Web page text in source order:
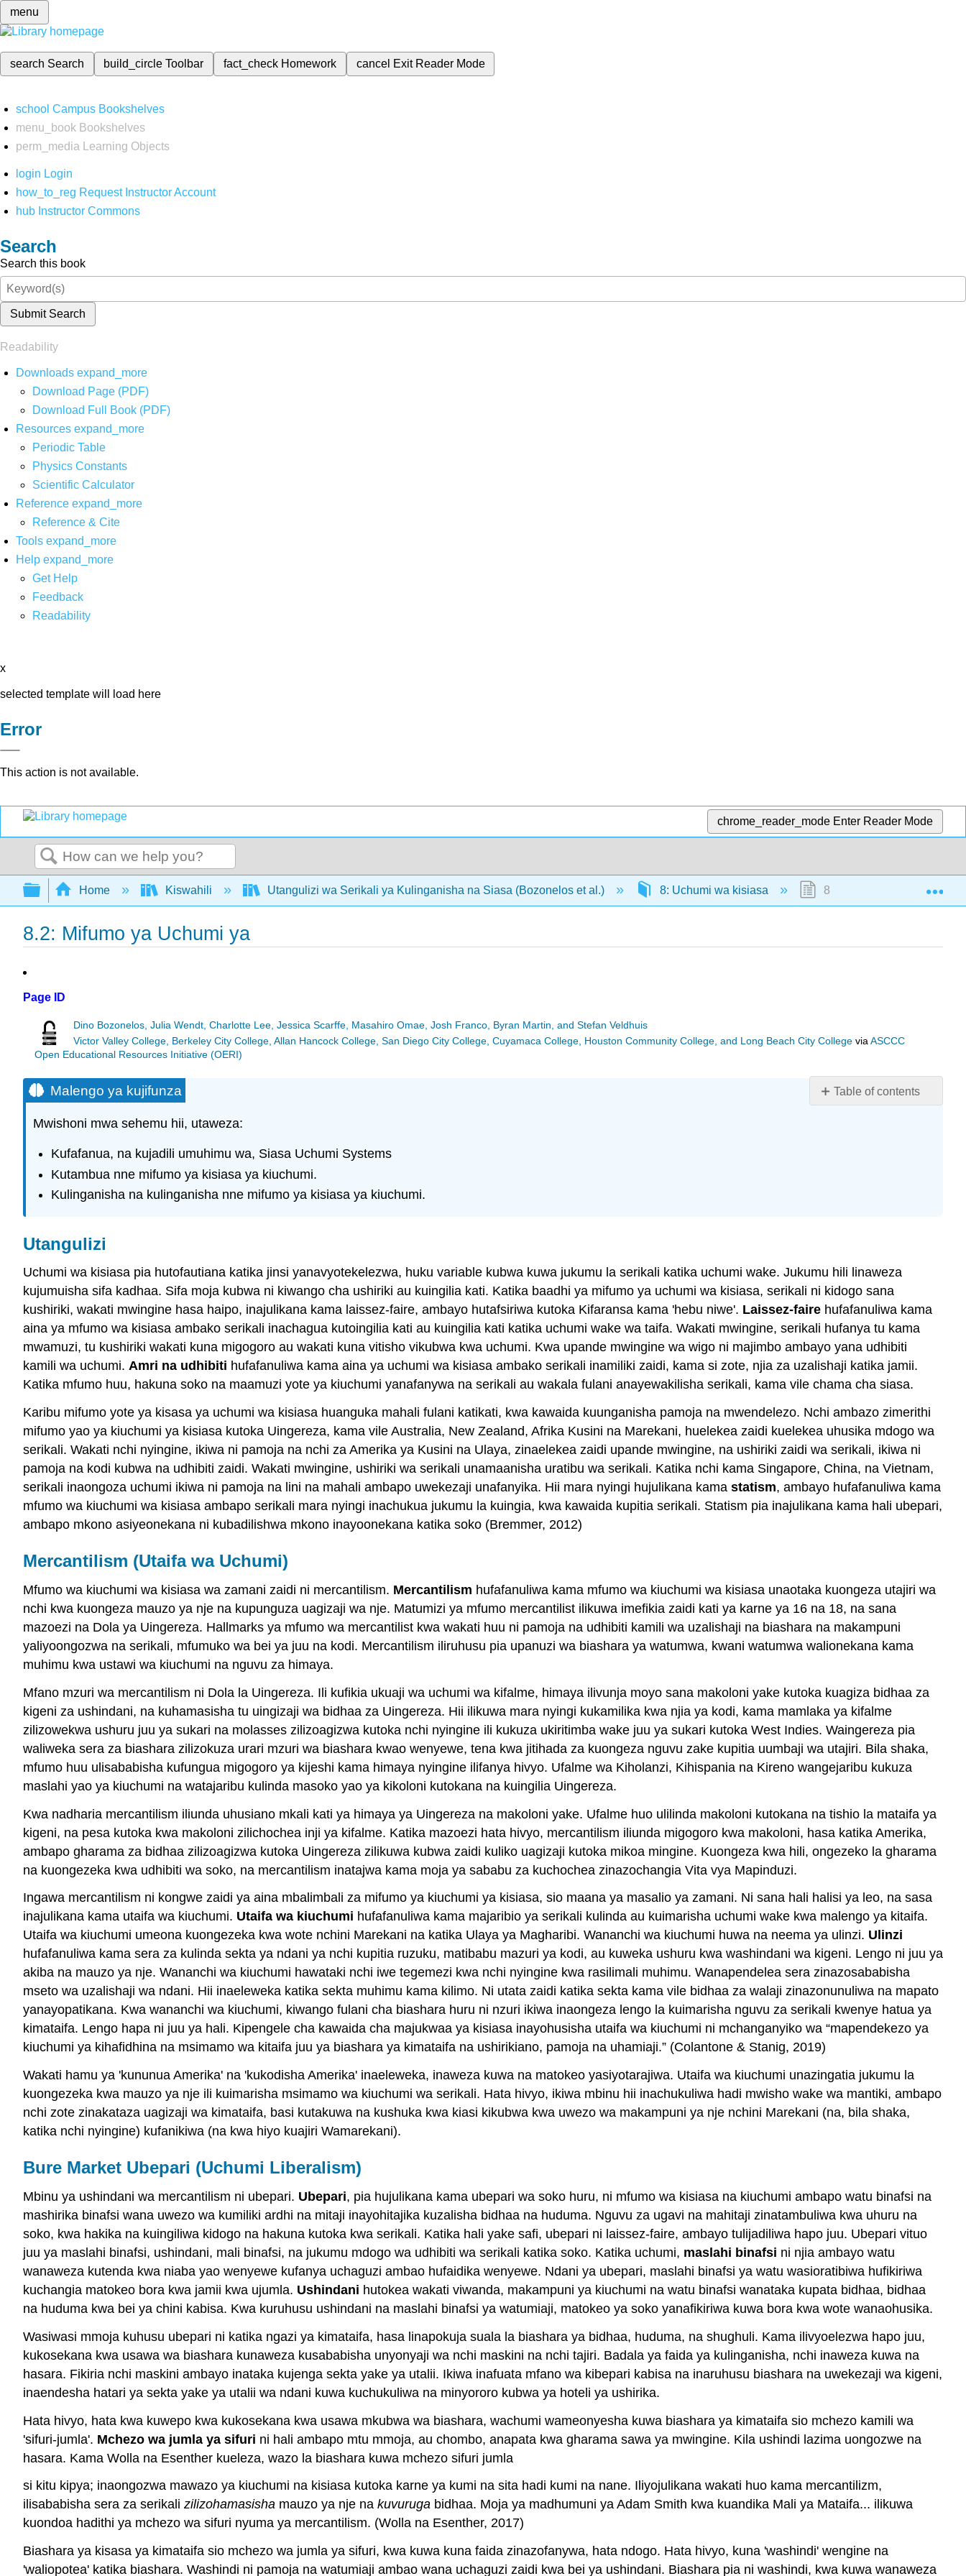
menu
search Search build_circleToolbar fact_check Homework cancel Exit Reader Mode
school Campus Bookshelves
menu_book Bookshelves
perm_media
Learning Objects
login Login
how_to_reg Request Instructor Account
hub Instructor Commons
Search
Search this book
Submit Search
Readability
Downloads expand_more
Download Page (PDF)
Download Full Book (PDF)
Resources expand_more
Periodic Table
Physics Constants
Scientific Calculator
Reference expand_more
Reference & Cite
Tools expand_more
Help expand_more
Get Help
Feedback
Readability
x
selected template will load here
Error
This action is not available.
chrome_reader_mode Enter Reader Mode
Search
Expand/collapse global hierarchy
Home Kiswahili Utangulizi wa Serikali ya Kulinganisha na Siasa (Bozonelos et al.) 8: Uchumi wa kisiasa 8.2: Mifumo ya Uchumi ya
8.2: Mifumo ya Uchumi ya
Page ID
Dino Bozonelos, Julia Wendt, Charlotte Lee, Jessica Scarffe, Masahiro Omae, Josh Franco, Byran Martin, and Stefan Veldhuis
Victor Valley College, Berkeley City College, Allan Hancock College, San Diego City College, Cuyamaca College, Houston Community College, and Long Beach City College viaASCCC
Open Educational Resources Initiative (OERI)
Table of contents
Ubepari
(Uchumi
Liberalism)
Marxism
(Uchumi
Muundo)
Ujamaa
ya
Jamii)
Malengo ya kujifunza
Mwishoni mwa sehemu hii, utaweza:
Kufafanua, na kujadili umuhimu wa, Siasa Uchumi Systems
Kutambua nne mifumo ya kisiasa ya kiuchumi.
Kulinganisha na kulinganisha nne mifumo ya kisiasa ya kiuchumi.
Utangulizi
Uchumi wa kisiasa pia hutofautiana katika jinsi yanavyotekelezwa, huku variable kubwa kuwa jukumu la serikali katika uchumi wake. Jukumu hili linaweza
kujumuisha sifa kadhaa. Sifa moja kubwa ni kiwango cha ushiriki au kuingilia kati. Katika baadhi ya mifumo ya uchumi wa kisiasa, serikali ni kidogo sana
kushiriki, wakati mwingine hasa haipo, inajulikana kama laissez-faire, ambayo hutafsiriwa kutoka Kifaransa kama 'hebu niwe'. Laissez-faire hufafanuliwa kama
aina ya mfumo wa kisiasa ambako serikali inachagua kutoingilia kati au kuingilia kati katika uchumi wake wa taifa. Wakati mwingine, serikali hufanya tu kama
mwamuzi, tu kushiriki wakati kuna migogoro au wakati kuna vitisho vikubwa kwa uchumi. Kwa upande mwingine wa wigo ni majimbo ambayo yana udhibiti
kamili wa uchumi. Amri na udhibiti hufafanuliwa kama aina ya uchumi wa kisiasa ambako serikali inamiliki zaidi, kama si zote, njia za uzalishaji katika jamii.
Katika mfumo huu, hakuna soko na maamuzi yote ya kiuchumi yanafanywa na serikali au wakala fulani anayewakilisha serikali, kama vile chama cha siasa.
Karibu mifumo yote ya kisasa ya uchumi wa kisiasa huanguka mahali fulani katikati, kwa kawaida kuunganisha pamoja na mwendelezo. Nchi ambazo zimerithi
mifumo yao ya kiuchumi ya kisiasa kutoka Uingereza, kama vile Australia, New Zealand, Afrika Kusini na Marekani, huelekea zaidi kuelekea uhusika mdogo wa
serikali. Wakati nchi nyingine, ikiwa ni pamoja na nchi za Amerika ya Kusini na Ulaya, zinaelekea zaidi upande mwingine, na ushiriki zaidi wa serikali, ikiwa ni
pamoja na kodi kubwa na udhibiti zaidi. Wakati mwingine, ushiriki wa serikali unamaanisha uratibu wa serikali. Katika nchi kama Singapore, China, na Vietnam,
serikali inaongoza uchumi ikiwa ni pamoja na lini na mahali ambapo uwekezaji unafanyika. Hii mara nyingi hujulikana kama statism, ambayo hufafanuliwa kama
mfumo wa kiuchumi wa kisiasa ambapo serikali mara nyingi inachukua jukumu la kuingia, kwa kawaida kupitia serikali. Statism pia inajulikana kama hali ubepari,
ambapo mkono asiyeonekana ni kubadilishwa mkono inayoonekana katika soko (Bremmer, 2012)
Mercantilism (Utaifa wa Uchumi)
Mfumo wa kiuchumi wa kisiasa wa zamani zaidi ni mercantilism. Mercantilism hufafanuliwa kama mfumo wa kiuchumi wa kisiasa unaotaka kuongeza utajiri wa
nchi kwa kuongeza mauzo ya nje na kupunguza uagizaji wa nje. Matumizi ya mfumo mercantilist ilikuwa imefikia zaidi kati ya karne ya 16 na 18, na sana
mazoezi na Dola ya Uingereza. Hallmarks ya mfumo wa mercantilist kwa wakati huu ni pamoja na udhibiti kamili wa uzalishaji na biashara na makampuni
yaliyoongozwa na serikali, mfumuko wa bei ya juu na kodi. Mercantilism iliruhusu pia upanuzi wa biashara ya watumwa, kwani watumwa walionekana kama
muhimu kwa ustawi wa kiuchumi na nguvu za himaya.
Mfano mzuri wa mercantilism ni Dola la Uingereza. Ili kufikia ukuaji wa uchumi wa kifalme, himaya ilivunja moyo sana makoloni yake kutoka kuagiza bidhaa za
kigeni za ushindani, na kuhamasisha tu uingizaji wa bidhaa za Uingereza. Hii ilikuwa mara nyingi kukamilika kwa njia ya kodi, kama mamlaka ya kifalme
zilizowekwa ushuru juu ya sukari na molasses zilizoagizwa kutoka nchi nyingine ili kukuza ukiritimba wake juu ya sukari kutoka West Indies. Waingereza pia
waliweka sera za biashara zilizokuza urari mzuri wa biashara kwao wenyewe, tena kwa jitihada za kuongeza nguvu zake kupitia uumbaji wa utajiri. Bila shaka,
mfumo huu ulisababisha kufungua migogoro ya kijeshi kama himaya nyingine ilifanya hivyo. Ufalme wa Kiholanzi, Kihispania na Kireno wangejaribu kukuza
maslahi yao ya kiuchumi na watajaribu kulinda masoko yao ya kikoloni kutokana na kuingilia Uingereza.
Kwa nadharia mercantilism iliunda uhusiano mkali kati ya himaya ya Uingereza na makoloni yake. Ufalme huo ulilinda makoloni kutokana na tishio la mataifa ya
kigeni, na pesa kutoka kwa makoloni zilichochea inji ya kifalme. Katika mazoezi hata hivyo, mercantilism iliunda migogoro kwa makoloni, hasa katika Amerika,
ambapo gharama za bidhaa zilizoagizwa kutoka Uingereza zilikuwa kubwa zaidi kuliko uagizaji kutoka mikoa mingine. Kuongeza kwa hili, ongezeko la gharama
na kuongezeka kwa udhibiti wa soko, na mercantilism inatajwa kama moja ya sababu za kuchochea zinazochangia Vita vya Mapinduzi.
Ingawa mercantilism ni kongwe zaidi ya aina mbalimbali za mifumo ya kiuchumi ya kisiasa, sio maana ya masalio ya zamani. Ni sana hali halisi ya leo, na sasa
inajulikana kama utaifa wa kiuchumi. Utaifa wa kiuchumi hufafanuliwa kama majaribio ya serikali kulinda au kuimarisha uchumi wake kwa malengo ya kitaifa.
Utaifa wa kiuchumi umeona kuongezeka kwa wote nchini Marekani na katika Ulaya ya Magharibi. Wananchi wa kiuchumi huwa na neema ya ulinzi. Ulinzi
hufafanuliwa kama sera za kulinda sekta ya ndani ya nchi kupitia ruzuku, matibabu mazuri ya kodi, au kuweka ushuru kwa washindani wa kigeni. Lengo ni juu ya
akiba na mauzo ya nje. Wananchi wa kiuchumi hawataki nchi iwe tegemezi kwa nchi nyingine kwa rasilimali muhimu. Wanapendelea sera zinazosababisha
mseto wa uzalishaji wa ndani. Hii inaeleweka katika sekta muhimu kama kilimo. Ni utata zaidi katika sekta kama vile bidhaa za walaji zinazonunuliwa na mapato
yanayopatikana. Kwa wananchi wa kiuchumi, kiwango fulani cha biashara huru ni nzuri ikiwa inaongeza lengo la kuimarisha nguvu za serikali kwenye hatua ya
kimataifa. Lengo hapa ni juu ya hali. Kipengele cha kawaida cha majukwaa ya kisiasa inayohusisha utaifa wa kiuchumi ni mchanganyiko wa “mapendekezo ya
kiuchumi ya kihafidhina na msimamo wa kitaifa juu ya biashara ya kimataifa na ushirikiano, pamoja na uhamiaji.” (Colantone & Stanig, 2019)
Wakati hamu ya 'kununua Amerika' na 'kukodisha Amerika' inaeleweka, inaweza kuwa na matokeo yasiyotarajiwa. Utaifa wa kiuchumi unazingatia jukumu la
kuongezeka kwa mauzo ya nje ili kuimarisha msimamo wa kiuchumi wa serikali. Hata hivyo, ikiwa mbinu hii inachukuliwa hadi mwisho wake wa mantiki, ambapo
nchi zote zinakataza uagizaji wa kimataifa, basi kutakuwa na kushuka kwa kiasi kikubwa kwa uwezo wa makampuni ya nje nchini Marekani (na, bila shaka,
katika nchi nyingine) kufanikiwa (na kwa hiyo kuajiri Wamarekani).
Bure Market Ubepari (Uchumi Liberalism)
Mbinu ya ushindani wa mercantilism ni ubepari. Ubepari, pia hujulikana kama ubepari wa soko huru, ni mfumo wa kisiasa na kiuchumi ambapo watu binafsi na
mashirika binafsi wana uwezo wa kumiliki ardhi na mitaji inayohitajika kuzalisha bidhaa na huduma. Nguvu za ugavi na mahitaji zinatambuliwa kwa uhuru na
soko, kwa hakika na kuingiliwa kidogo na hakuna kutoka kwa serikali. Katika hali yake safi, ubepari ni laissez-faire, ambayo tulijadiliwa hapo juu. Ubepari vituo
juu ya maslahi binafsi, ushindani, mali binafsi, na jukumu mdogo wa udhibiti wa serikali katika soko. Katika uchumi, maslahi binafsi ni njia ambayo watu
wanaweza kutenda kwa niaba yao wenyewe kufanya uchaguzi ambao hufaidika wenyewe. Ndani ya ubepari, maslahi binafsi ya watu wasioratibiwa hufikiriwa
kuchangia matokeo bora kwa jamii kwa ujumla. Ushindani hutokea wakati viwanda, makampuni ya kiuchumi na watu binafsi wanataka kupata bidhaa, bidhaa
na huduma kwa bei ya chini kabisa. Kwa kuruhusu ushindani na maslahi binafsi ya watumiaji, matokeo ya soko yanafikiriwa kuwa bora kwa wote wanaohusika.
Wasiwasi mmoja kuhusu ubepari ni katika ngazi ya kimataifa, hasa linapokuja suala la biashara ya bidhaa, huduma, na shughuli. Kama ilivyoelezwa hapo juu,
kukosekana kwa usawa wa biashara kunaweza kusababisha unyonyaji wa nchi maskini na nchi tajiri. Badala ya faida ya kulinganisha, nchi inaweza kuwa na
hasara. Fikiria nchi maskini ambayo inataka kujenga sekta yake ya utalii. Ikiwa inafuata mfano wa kibepari kabisa na inaruhusu biashara na uwekezaji wa kigeni,
inaendesha hatari ya sekta yake ya utalii wa ndani kuwa kuchukuliwa na minyororo kubwa ya hoteli ya ushirika.
Hata hivyo, hata kwa kuwepo kwa kukosekana kwa usawa mkubwa wa biashara, wachumi wameonyesha kuwa biashara ya kimataifa sio mchezo kamili wa
'sifuri-jumla'. Mchezo wa jumla ya sifuri ni hali ambapo mtu mmoja, au chombo, anapata kwa gharama sawa ya mwingine. Kila ushindi lazima uongozwe na
hasara. Kama Wolla na Esenther kueleza, wazo la biashara kuwa mchezo sifuri jumla
si kitu kipya; inaongozwa mawazo ya kiuchumi na kisiasa kutoka karne ya kumi na sita hadi kumi na nane. Iliyojulikana wakati huo kama mercantilizm,
ilisababisha sera za serikali zilizohamasisha mauzo ya nje na kuvuruga bidhaa. Moja ya madhumuni ya Adam Smith kwa kuandika Mali ya Mataifa... ilikuwa
kuondoa hadithi ya mchezo wa sifuri nyuma ya mercantilism. (Wolla na Esenther, 2017)
Biashara ya kisasa ya kimataifa sio mchezo wa jumla ya sifuri, kwa kuwa kuna faida zinazofanywa, hata ndogo. Hata hivyo, kuna 'washindi' wengine na
'waliopotea' katika biashara. Washindi ni pamoja na watumiaji ambao wana uchaguzi zaidi kwa bei ya ushindani. Biashara pia ni washindi, kwa kuwa wanaweza